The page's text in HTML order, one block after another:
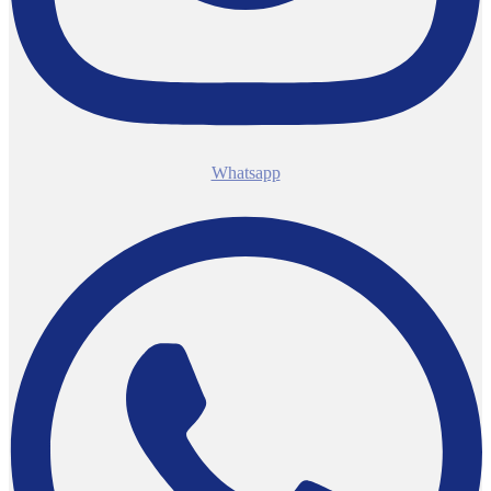
Whatsapp